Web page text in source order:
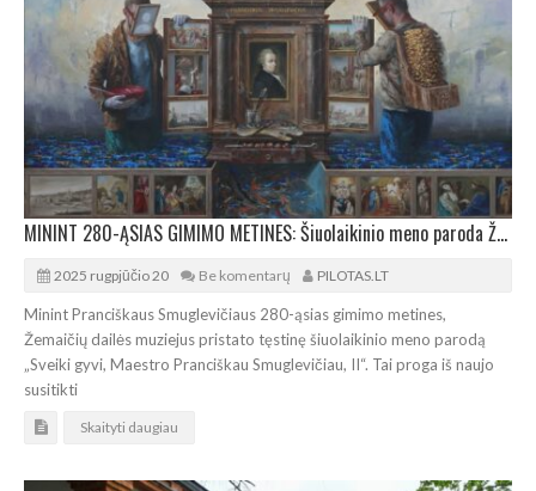
MININT 280-ĄSIAS GIMIMO METINES: Šiuolaikinio meno paroda Žemaičių dailės muziejuje
2025 rugpjūčio 20 Be komentarų PILOTAS.LT
Minint Pranciškaus Smuglevičiaus 280-ąsias gimimo metines,
Žemaičių dailės muziejus pristato tęstinę šiuolaikinio meno parodą
„Sveiki gyvi, Maestro Pranciškau Smuglevičiau, II“. Tai proga iš naujo
susitikti
Skaityti daugiau